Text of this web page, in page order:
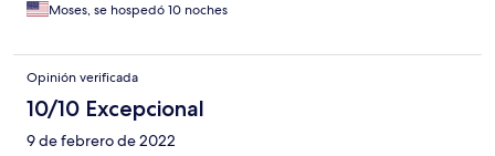
Moses, se hospedó 10 noches
Opinión verificada
10/10 Excepcional
9 de febrero de 2022